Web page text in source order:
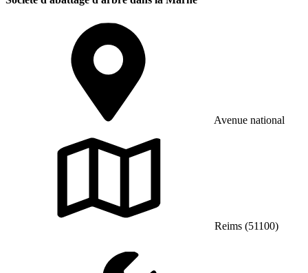
Avenue national
Reims (51100)